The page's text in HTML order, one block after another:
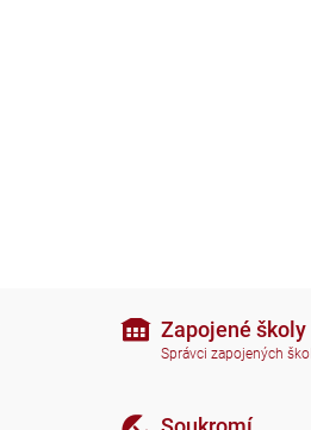
Zapojené školy
Správci zapojených škol